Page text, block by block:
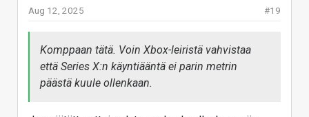
#19
Aug 12, 2025
Komppaan tätä. Voin Xbox-leiristä vahvistaa
että Series X:n käyntiääntä ei parin metrin
päästä kuule ollenkaan.